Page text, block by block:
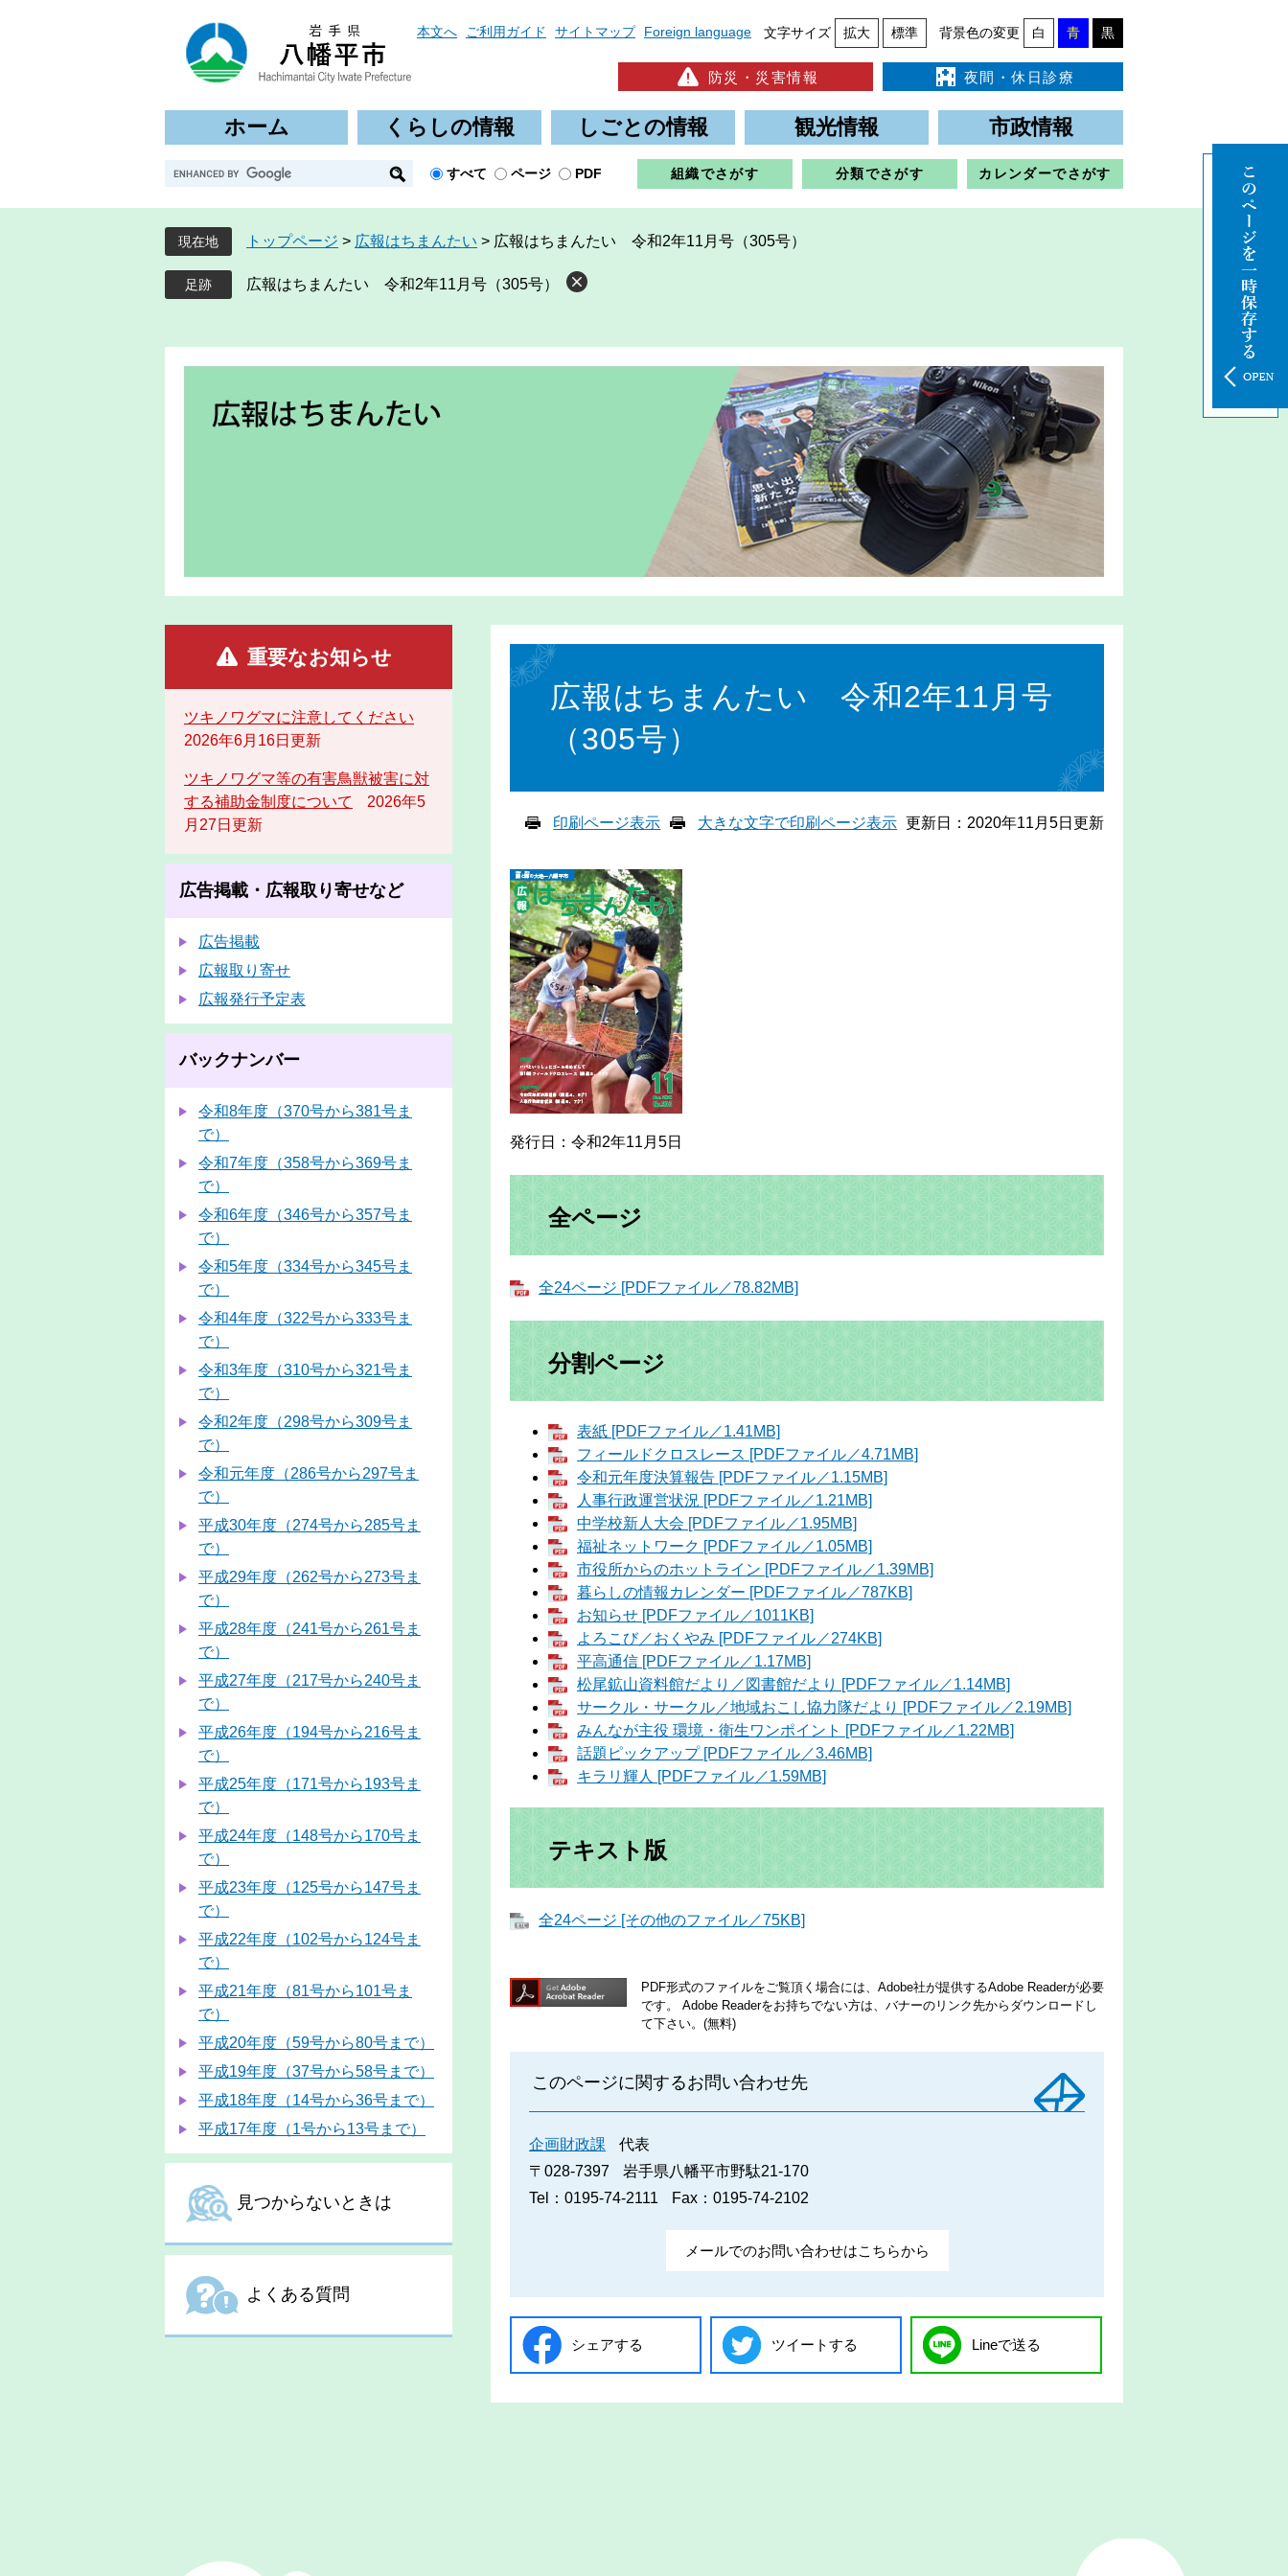
本文へ ご利用ガイド サイトマップ Foreign language 文字サイズ 拡大 標準 背景色の変更 白 青 黒
防災・災害情報 夜間・休日診療
ホーム くらしの情報 しごとの情報 観光情報 市政情報
G
o
g
l
e
カ
すべて ページ PDF 組織でさがす 分類でさがす カレンダーでさがす
現在地 トップページ > 広報はちまんたい > 広報はちまんたい 令和2年11月号（305号）
広報はちまんたい 令和2年11月号（305号）
文
広報はちまんたい 令和2年11月号
（305号）
印刷ページ表示 大きな文字で印刷ページ表示 更新日：2020年11月5日更新
発行日：令和2年11月5日
全ページ
全24ページ [PDFファイル／78.82MB]
分割ページ
表紙 [PDFファイル／1.41MB]
フィールドクロスレース [PDFファイル／4.71MB]
令和元年度決算報告 [PDFファイル／1.15MB]
人事行政運営状況 [PDFファイル／1.21MB]
中学校新人大会 [PDFファイル／1.95MB]
福祉ネットワーク [PDFファイル／1.05MB]
市役所からのホットライン [PDFファイル／1.39MB]
暮らしの情報カレンダー [PDFファイル／787KB]
お知らせ [PDFファイル／1011KB]
よろこび／おくやみ [PDFファイル／274KB]
平高通信 [PDFファイル／1.17MB]
松尾鉱山資料館だより／図書館だより [PDFファイル／1.14MB]
サークル・サークル／地域おこし協力隊だより [PDFファイル／2.19MB]
みんなが主役 環境・衛生ワンポイント [PDFファイル／1.22MB]
話題ピックアップ [PDFファイル／3.46MB]
キラリ輝人 [PDFファイル／1.59MB]
テキスト版
全24ページ [その他のファイル／75KB]
PDF形式のファイルをご覧頂く場合には、Adobe社が提供するAdobe Readerが必要
です。
Adobe Readerをお持ちでない方は、バナーのリンク先からダウンロードし
て下さい。(無料)
このページに関するお問い合わせ先
企画財政課
代表
〒028-7397
岩手県八幡平市野駄21-170
Tel：0195-74-2111
Fax：0195-74-2102
メールでのお問い合わせはこちらから
シェアする ツイートする Lineで送る
重要なお知らせ
ツキノワグマに注意してください
2026年6月16日更新
ツキノワグマ等の有害鳥獣被害に対
する補助金制度について
2026年5
月27日更新
広告掲載・広報取り寄せなど
広告掲載
広報取り寄せ
広報発行予定表
バックナンバー
令和8年度（370号から381号ま
で）
令和7年度（358号から369号ま
で）
令和6年度（346号から357号ま
で）
令和5年度（334号から345号ま
で）
令和4年度（322号から333号ま
で）
令和3年度（310号から321号ま
で）
令和2年度（298号から309号ま
で）
令和元年度（286号から297号ま
で）
平成30年度（274号から285号ま
で）
平成29年度（262号から273号ま
で）
平成28年度（241号から261号ま
で）
平成27年度（217号から240号ま
で）
平成26年度（194号から216号ま
で）
平成25年度（171号から193号ま
で）
平成24年度（148号から170号ま
で）
平成23年度（125号から147号ま
で）
平成22年度（102号から124号ま
で）
平成21年度（81号から101号ま
で）
平成20年度（59号から80号まで）
平成19年度（37号から58号まで）
平成18年度（14号から36号まで）
平成17年度（1号から13号まで）
見つからないときは
よくある質問